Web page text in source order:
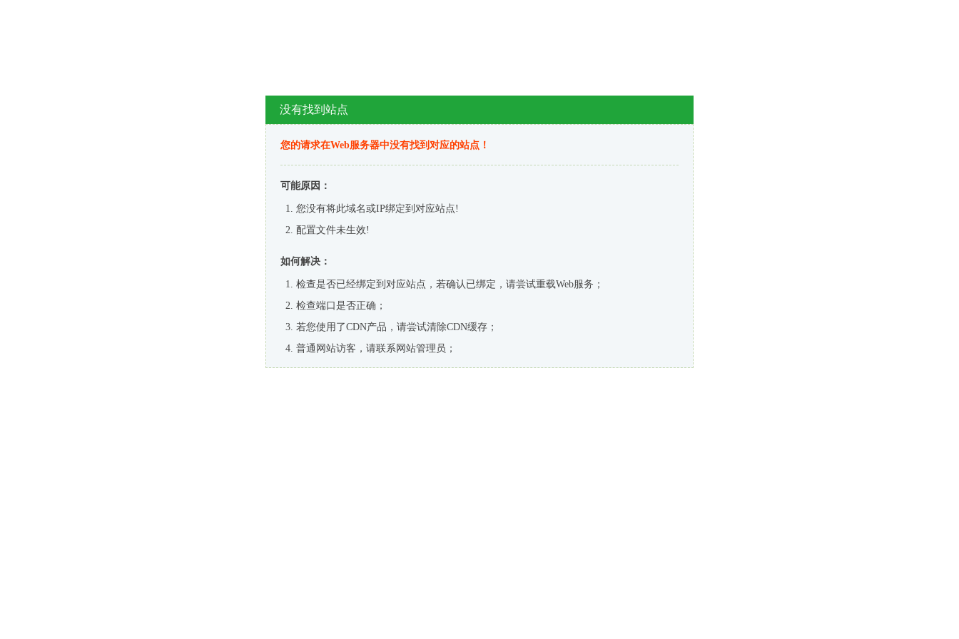
没有找到站点
您的请求在Web服务器中没有找到对应的站点！
可能原因：
您没有将此域名或IP绑定到对应站点!
配置文件未生效!
如何解决：
检查是否已经绑定到对应站点，若确认已绑定，请尝试重载Web服务；
检查端口是否正确；
若您使用了CDN产品，请尝试清除CDN缓存；
普通网站访客，请联系网站管理员；